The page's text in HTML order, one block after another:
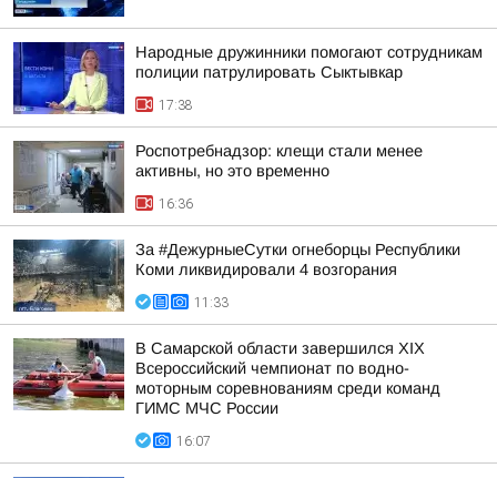
Народные дружинники помогают сотрудникам
полиции патрулировать Сыктывкар
17:38
Роспотребнадзор: клещи стали менее
активны, но это временно
16:36
За #ДежурныеСутки огнеборцы Республики
Коми ликвидировали 4 возгорания
11:33
В Самарской области завершился XIХ
Всероссийский чемпионат по водно-
моторным соревнованиям среди команд
ГИМС МЧС России
16:07